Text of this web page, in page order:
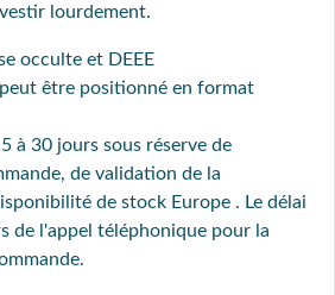
lourdement.
occulte et DEEE
être positionné en format
à 30 jours sous réserve de
de validation de la
de stock Europe . Le délai
de l'appel téléphonique pour la